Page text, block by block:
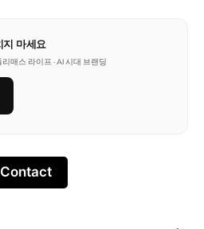
지 마세요
매스 라이프 · AI 시대 브랜딩
Contact